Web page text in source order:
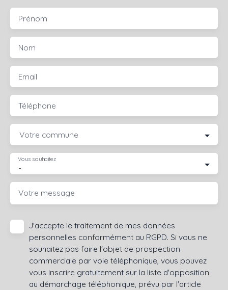
Prénom
Nom
Email
Téléphone
Votre commune
-
Vous souhaitez
Votre message
J'accepte le traitement de mes données
personnelles conformément au RGPD. Si vous ne
souhaitez pas faire l'objet de prospection
commerciale par voie téléphonique, vous pouvez
vous inscrire gratuitement sur la liste d'opposition
au démarchage téléphonique, prévu par l'article